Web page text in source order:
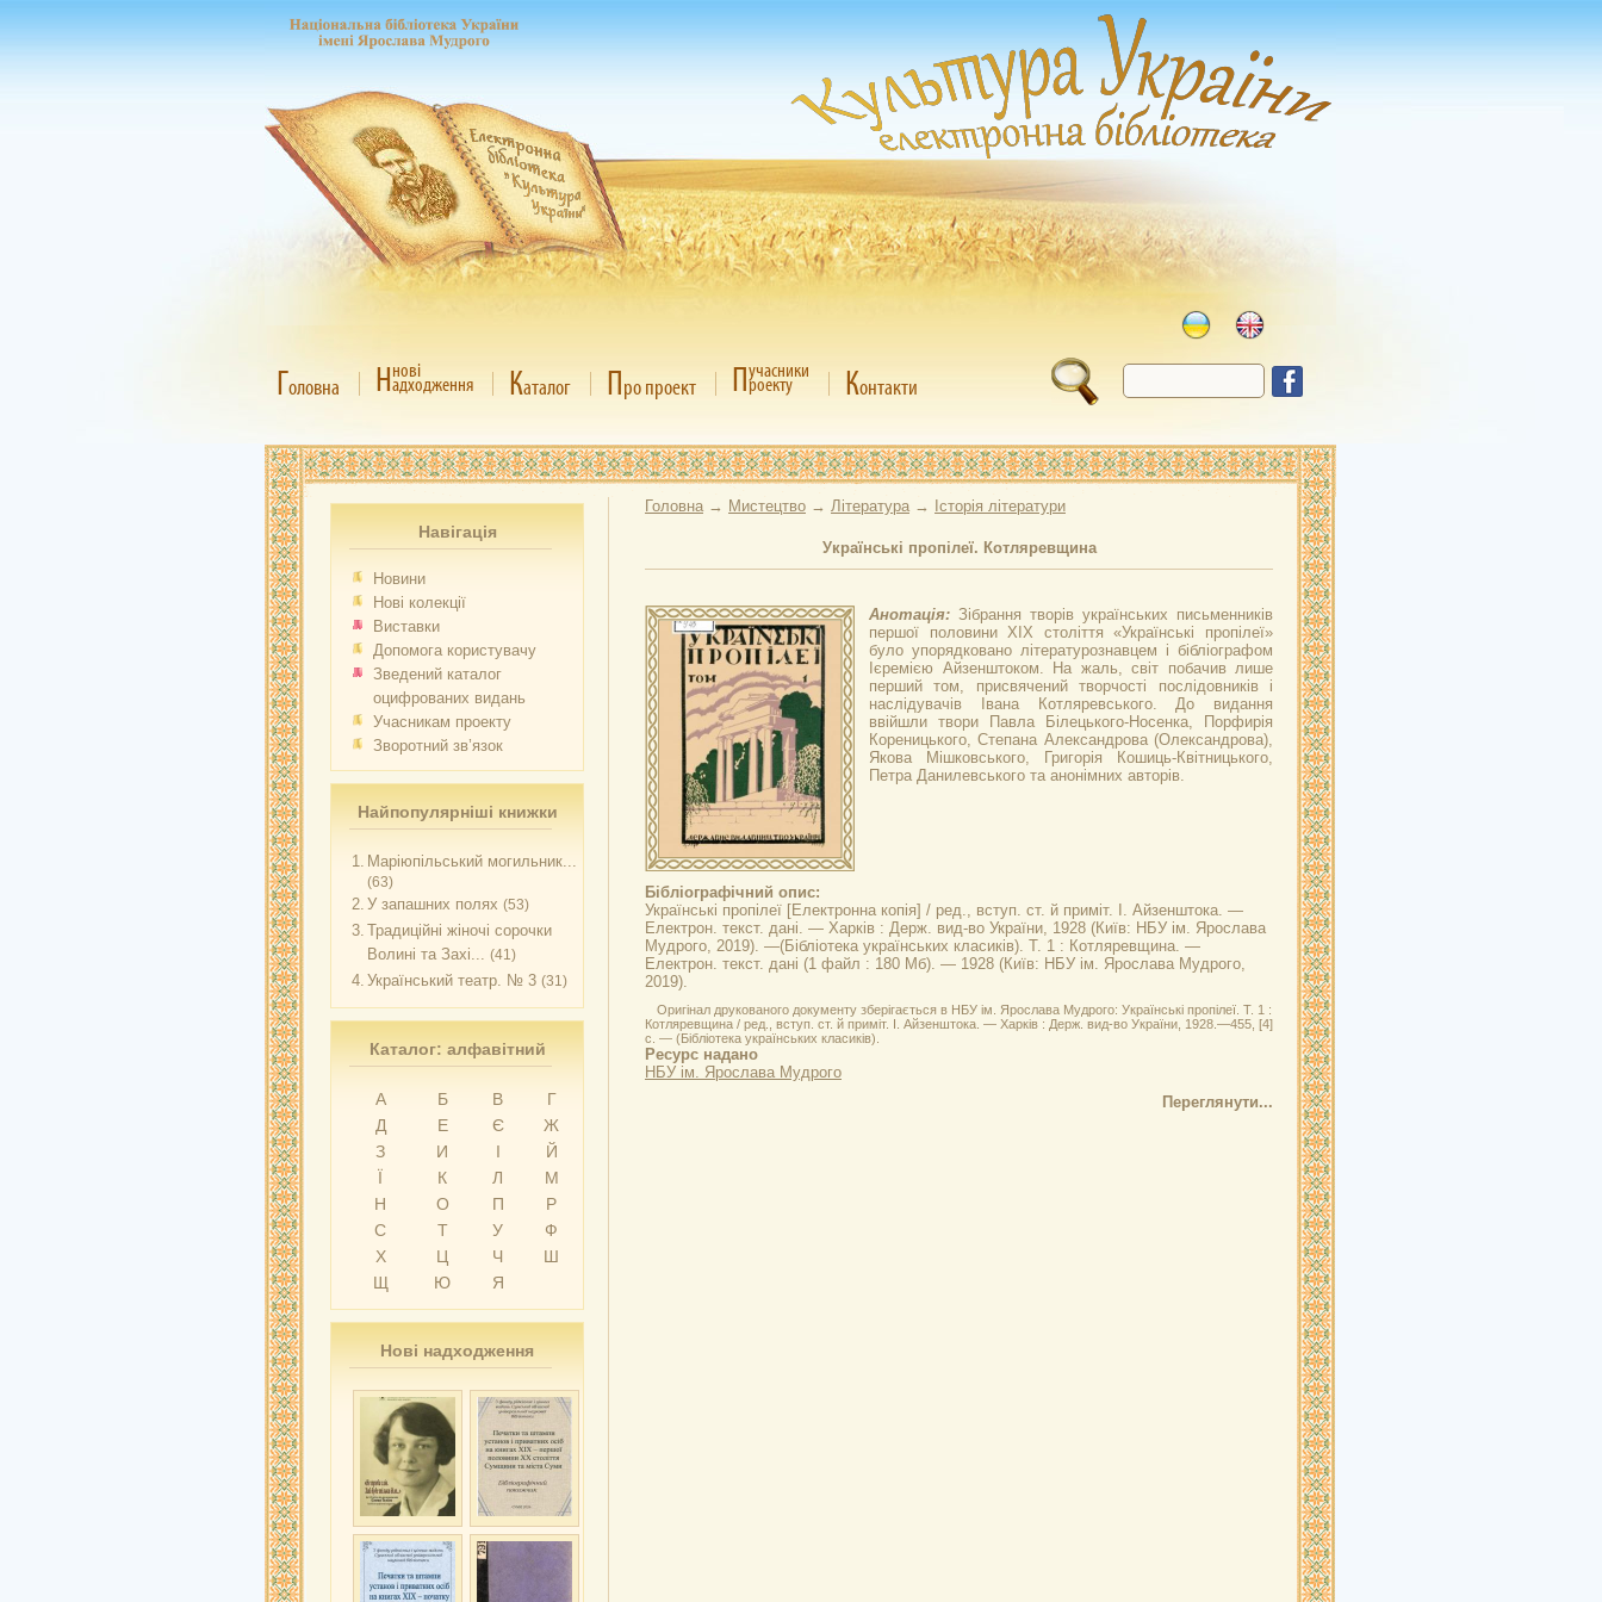
Головна Ннові
адходження Каталог Про проект Пучасники
роекту Контакти
Навігація
Новини
Нові колекції
Виставки
Допомога користувачу
Зведений каталог
оцифрованих видань
Учасникам проекту
Зворотний зв’язок
Найпопулярніші книжки
1. Маріюпільський могильник...
(63)
2. У запашних полях (53)
3. Традиційні жіночі сорочки
Волині та Захі... (41)
4. Український театр. № 3 (31)
Каталог: алфавітний
А Б В
Г
Д
Е Є
Ж
З
И І
Й
Ї
К Л
М
Н
О П
Р
С
Т У
Ф
Х
Ц Ч
Ш
Щ
Ю Я
Нові надходження
Головна → Мистецтво → Література → Історія літератури
Українські пропілеї. Котляревщина
Анотація: Зібрання творів українських письменників
першої половини ХІХ століття «Українські пропілеї»
було упорядковано літературознавцем і бібліографом
Ієремією Айзенштоком. На жаль, світ побачив лише
перший том, присвячений творчості послідовників і
наслідувачів Івана Котляревського. До видання
ввійшли твори Павла Білецького-Носенка, Порфирія
Кореницького, Степана Александрова (Олександрова),
Якова Мішковського, Григорія Кошиць-Квітницького,
Петра Данилевського та анонімних авторів.
Бібліографічний опис:
Українські пропілеї [Електронна копія] / ред., вступ. ст. й приміт. І. Айзенштока. —
Електрон. текст. дані. — Харків : Держ. вид-во України, 1928 (Київ: НБУ ім. Ярослава
Мудрого, 2019). —(Бібліотека українських класиків). Т. 1 : Котляревщина. —
Електрон. текст. дані (1 файл : 180 Мб). — 1928 (Київ: НБУ ім. Ярослава Мудрого,
2019).
Оригінал друкованого документу зберігається в НБУ ім. Ярослава Мудрого: Українські пропілеї. Т. 1 :
Котляревщина / ред., вступ. ст. й приміт. І. Айзенштока. — Харків : Держ. вид-во України, 1928.—455, [4]
с. — (Бібліотека українських класиків).
Ресурс надано
НБУ ім. Ярослава Мудрого
Переглянути...